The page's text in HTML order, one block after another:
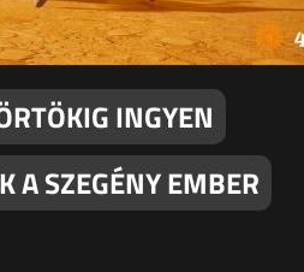
INGYEN
A SZEGÉNY EMBER